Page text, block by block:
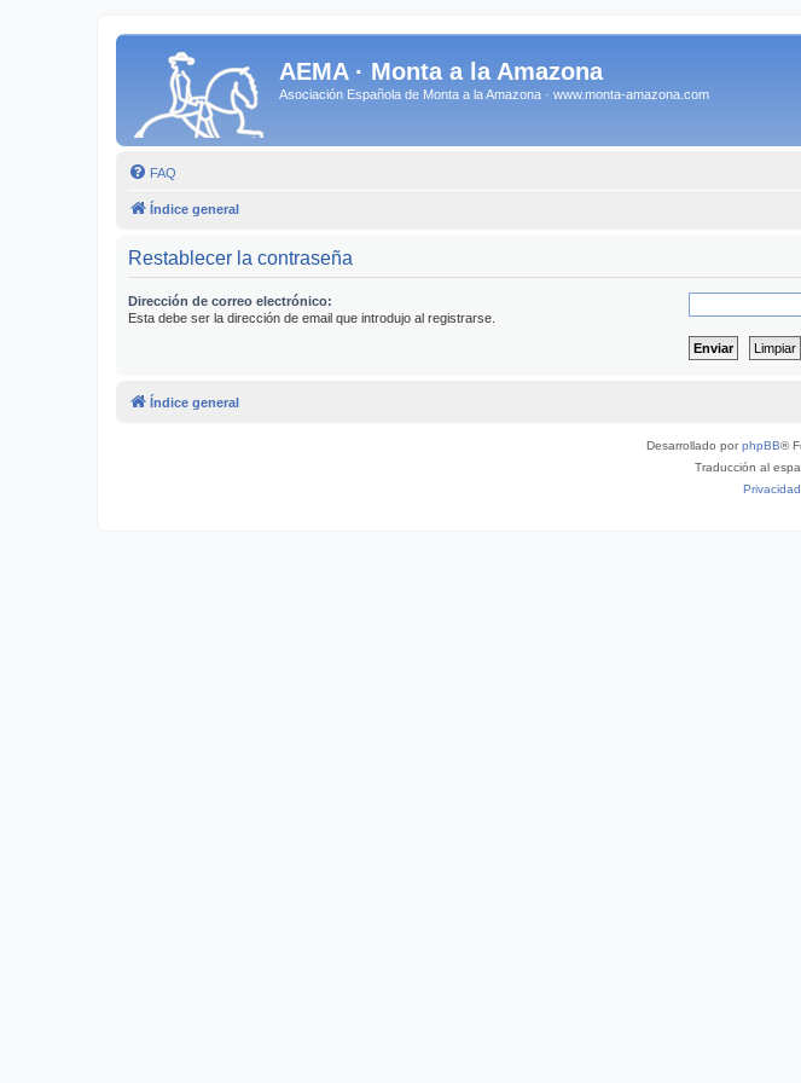
AEMA · Monta a la Amazona
Asociación Española de Monta a la Amazona · www.monta-amazona.com
FAQ
Índice general
Restablecer la contraseña
Dirección de correo electrónico:
Esta debe ser la dirección de email que introdujo al registrarse.
Índice general
Desarrollado porphpBB®
Traducción al
Privacidad